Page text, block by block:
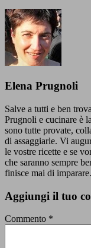
Elena Prugnoli
Salve a tutti e ben
Prugnoli e cucinare è
sono tutte provate,
di assaggiarle. Vi
le vostre ricette e se
che saranno sempre
finisce mai di
Aggiungi il tuo
Commento *